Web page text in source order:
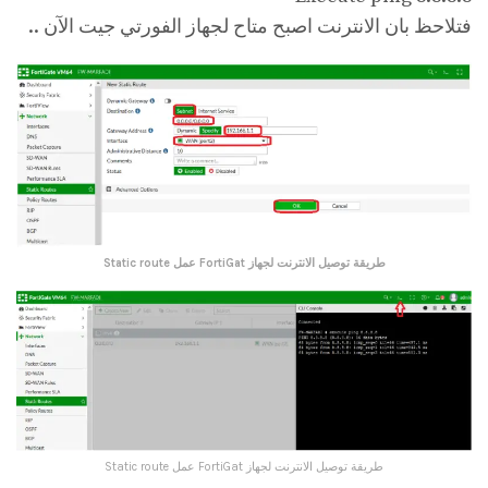
فتلاحظ بان الانترنت اصبح متاح لجهاز الفورتي جيت الآن ..
طريقة توصيل الانترنت لجهاز FortiGat عمل Static route
طريقة توصيل الانترنت لجهاز FortiGat عمل Static route